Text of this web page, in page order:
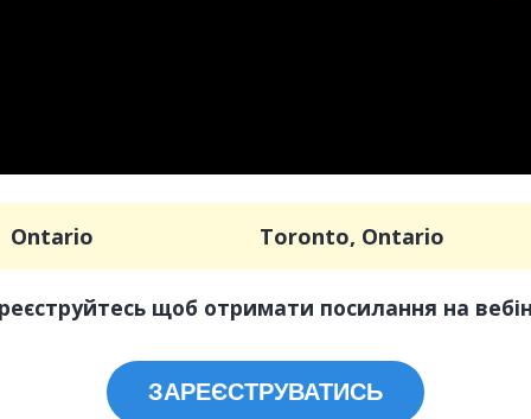
Ontario Toronto, Ontario
щоб отримати посилання на
ЗАРЕЄСТРУВАТИСЬ